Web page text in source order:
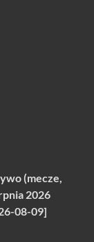
(mecze,
2026
08-09]